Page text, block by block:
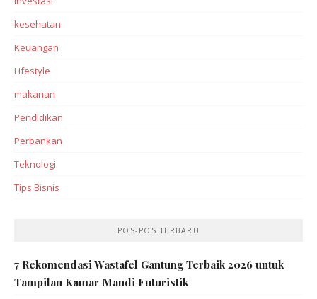
kesehatan
Keuangan
Lifestyle
makanan
Pendidikan
Perbankan‎
Teknologi
Tips Bisnis
POS-POS TERBARU
7 Rekomendasi Wastafel Gantung Terbaik 2026 untuk
Tampilan Kamar Mandi Futuristik